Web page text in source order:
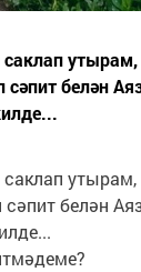
белән
утырам,
белән